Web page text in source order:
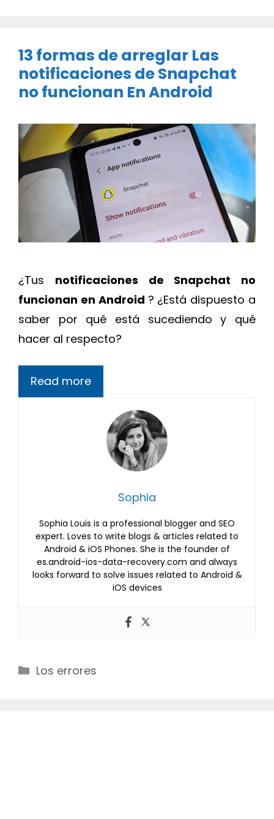
13 formas de arreglar Las
notificaciones de Snapchat
no funcionan En Android
¿Tus notificaciones de Snapchat no
funcionan en Android ? ¿Está dispuesto a
saber por qué está sucediendo y qué
hacer al respecto?
Read more
Sophia
Sophia Louis is a professional blogger and SEO
expert. Loves to write blogs & articles related to
Android & iOS Phones. She is the founder of
es.android-ios-data-recovery.com and always
looks forward to solve issues related to Android &
iOS devices
Categories
Los errores